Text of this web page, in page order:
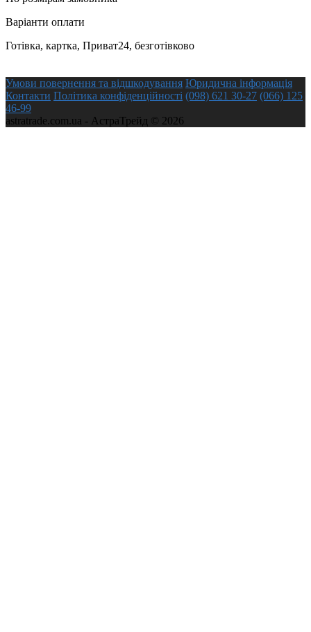
Варіанти оплати
Готівка, картка, Приват24, безготівково
Умови повернення та відшкодування Юридична інформація
Контакти Політика конфіденційності (098) 621 30-27 (066) 125
46-99
astratrade.com.ua - АстраТрейд © 2026